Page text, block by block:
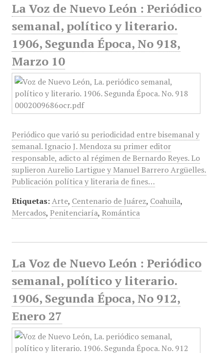
La Voz de Nuevo León : Periódico
semanal, político y literario.
1906, Segunda Época, No 918,
Marzo 10
Periódico que varió su periodicidad entre bisemanal y
semanal. Ignacio J. Mendoza su primer editor
responsable, adicto al régimen de Bernardo Reyes. Lo
suplieron Aurelio Lartigue y Manuel Barrero Argüelles.
Publicación política y literaria de fines…
Etiquetas: Arte, Centenario de Juárez, Coahuila,
Mercados, Penitenciaría, Romántica
La Voz de Nuevo León : Periódico
semanal, político y literario.
1906, Segunda Época, No 912,
Enero 27